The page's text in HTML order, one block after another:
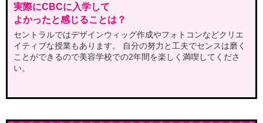
実際にCBCに入学して
よかったと感じることは？
セントラルではデザインウィッグ作成やフォトコンなどクリエ
イティブな授業もあります。
自分の努力と工夫でセンスは磨く
ことができるので美容学校での2年間を楽しく満喫してくださ
い。